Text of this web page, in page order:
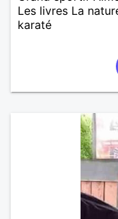
Les livres La
karaté